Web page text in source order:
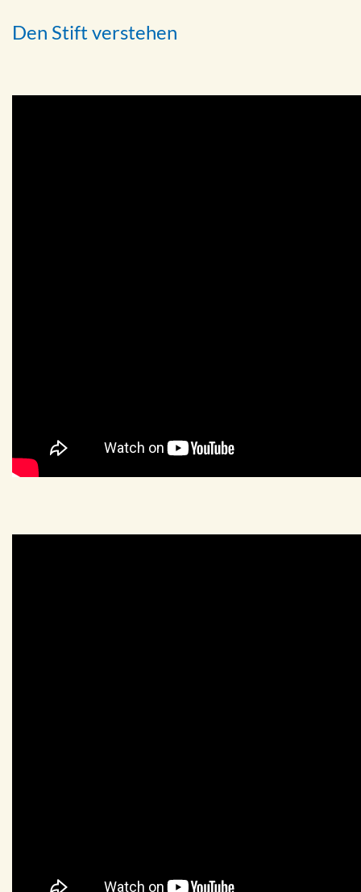
Den Stift verstehen